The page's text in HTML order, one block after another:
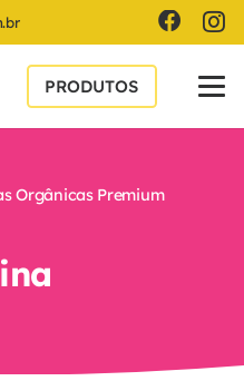
PRODUTOS
Orgânicas Premium